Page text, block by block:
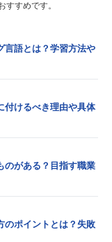
すすめです。
言語とは？学習方法や
付けるべき理由や具体
のがある？目指す職業
のポイントとは？失敗